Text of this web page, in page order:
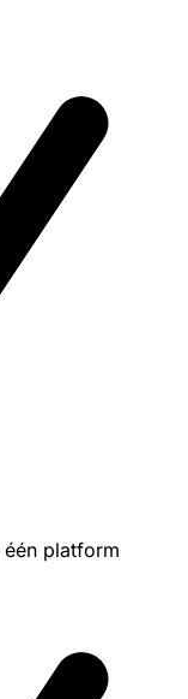
platform